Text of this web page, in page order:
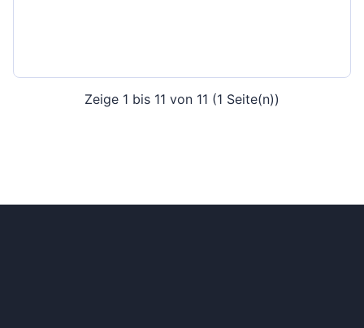
Zeige 1 bis 11 von 11 (1 Seite(n))